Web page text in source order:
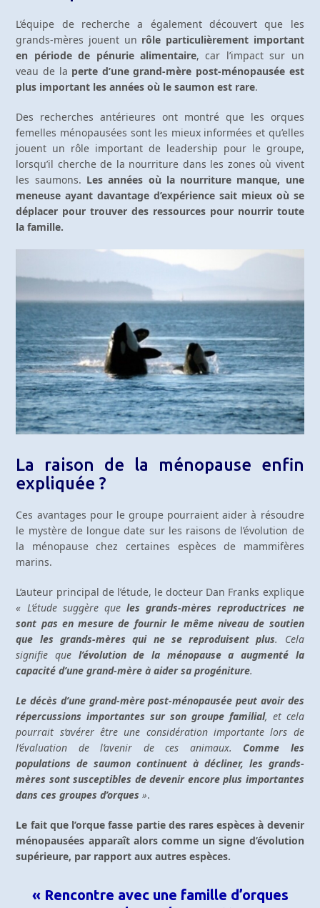
L’équipe de recherche a également découvert que les
grands-mères jouent un rôle particulièrement important
en période de pénurie alimentaire, car l’impact sur un
veau de la perte d’une grand-mère post-ménopausée est
plus important les années où le saumon est rare.
Des recherches antérieures ont montré que les orques
femelles ménopausées sont les mieux informées et qu’elles
jouent un rôle important de leadership pour le groupe,
lorsqu’il cherche de la nourriture dans les zones où vivent
les saumons. Les années où la nourriture manque, une
meneuse ayant davantage d’expérience sait mieux où se
déplacer pour trouver des ressources pour nourrir toute
la famille.
La raison de la ménopause enfin
expliquée ?
Ces avantages pour le groupe pourraient aider à résoudre
le mystère de longue date sur les raisons de l’évolution de
la ménopause chez certaines espèces de mammifères
marins.
L’auteur principal de l’étude, le docteur Dan Franks explique
« L’étude suggère queles grands-mères reproductrices ne
sont pas en mesure de fournir le même niveau de soutien
que les grands-mères qui ne se reproduisent plus. Cela
signifie que l’évolution de la ménopause a augmenté la
capacité d’une grand-mère à aider sa progéniture.
Le décès d’une grand-mère post-ménopausée peut avoir des
répercussions importantes sur son groupe familial, et cela
pourrait s’avérer être une considération importante lors de
l’évaluation de l’avenir de ces animaux. Comme les
populations de saumon continuent à décliner, les grands-
mères sont susceptibles de devenir encore plus importantes
dans ces groupes d’orques ».
Le fait que l’orque fasse partie des rares espèces à devenir
ménopausées apparaît alors comme un signe d’évolution
supérieure, par rapport aux autres espèces.
« Rencontre avec une famille d’orques